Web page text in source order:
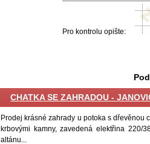
Pro kontrolu opište:
CHATKA SE ZAHRADOU -
Prodej krásné zahrady u potoka s dřevěnou
krbovými kamny, zavedená elektřina 220/
altánu...